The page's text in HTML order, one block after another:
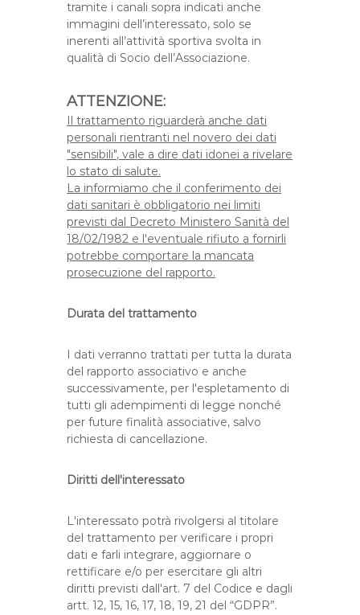
tramite i canali sopra indicati anche
immagini dell’interessato, solo se
inerenti all’attività sportiva svolta in
qualità di Socio dell’Associazione.
ATTENZIONE:
Il trattamento riguarderà anche dati
personali rientranti nel novero dei dati
"sensibili", vale a dire dati idonei a rivelare
lo stato di salute.
La informiamo che il conferimento dei
dati sanitari è obbligatorio nei limiti
previsti dal Decreto Ministero Sanità del
18/02/1982 e l'eventuale rifiuto a fornirli
potrebbe comportare la mancata
prosecuzione del rapporto.
Durata del trattamento
I dati verranno trattati per tutta la durata
del rapporto associativo e anche
successivamente, per l'espletamento di
tutti gli adempimenti di legge nonché
per future finalità associative, salvo
richiesta di cancellazione.
Diritti dell'interessato
L'interessato potrà rivolgersi al titolare
del trattamento per verificare i propri
dati e farli integrare, aggiornare o
rettificare e/o per esercitare gli altri
diritti previsti dall'art. 7 del Codice e dagli
artt. 12, 15, 16, 17, 18, 19, 21 del “GDPR”.